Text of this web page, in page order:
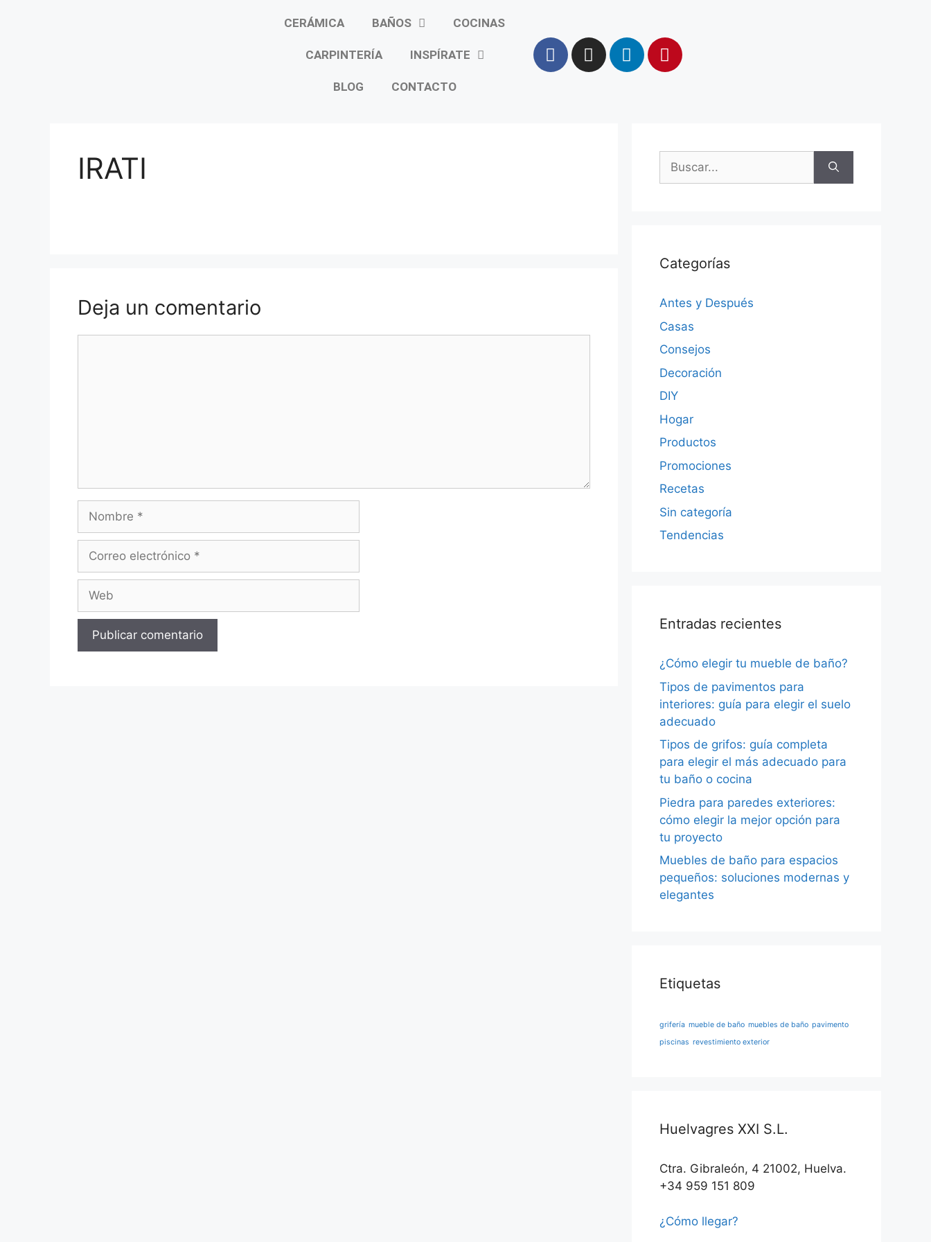
CERÁMICA BAÑOS COCINAS
CARPINTERÍA INSPÍRATE
BLOG CONTACTO
IRATI
Deja un comentario
Categorías
Antes y Después
Casas
Consejos
Decoración
DIY
Hogar
Productos
Promociones
Recetas
Sin categoría
Tendencias
Entradas recientes
¿Cómo elegir tu mueble de baño?
Tipos de pavimentos para
interiores: guía para elegir el suelo
adecuado
Tipos de grifos: guía completa
para elegir el más adecuado para
tu baño o cocina
Piedra para paredes exteriores:
cómo elegir la mejor opción para
tu proyecto
Muebles de baño para espacios
pequeños: soluciones modernas y
elegantes
Etiquetas
grifería mueble de baño muebles de baño pavimento
piscinas revestimiento exterior
Huelvagres XXI S.L.
Ctra. Gibraleón, 4 21002, Huelva.
+34 959 151 809
¿Cómo llegar?